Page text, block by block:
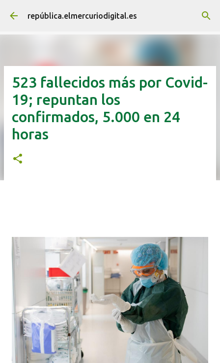
Ir al contenido principal
república.elmercuriodigital.es
523 fallecidos más por Covid-
19; repuntan los
confirmados, 5.000 en 24
horas